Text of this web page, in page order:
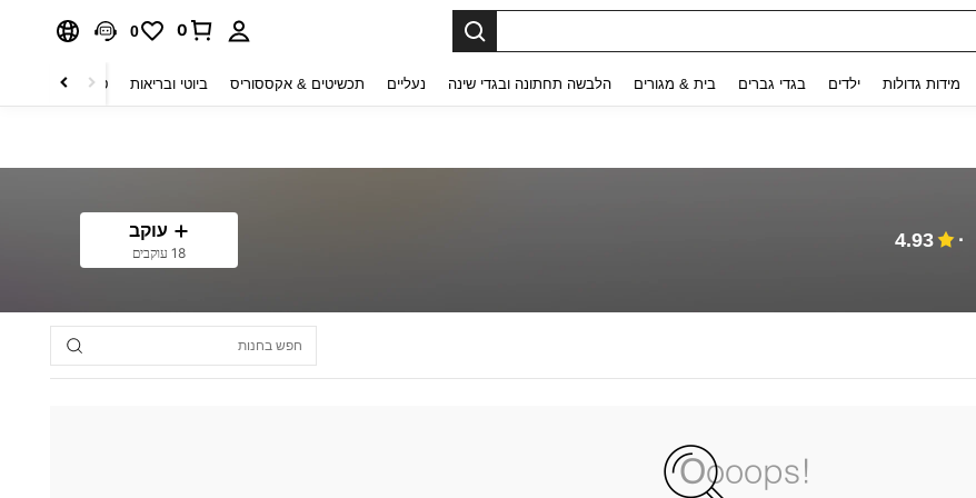
0
0
מידות גדולות ילדים בגדי גברים בית & מגורים הלבשה תחתונה ובגדי שינה נעליים תכשיטים & אקססוריס ביוטי ובריאות טקסטיל לבית
4.93 עוקב
18 עוקבים